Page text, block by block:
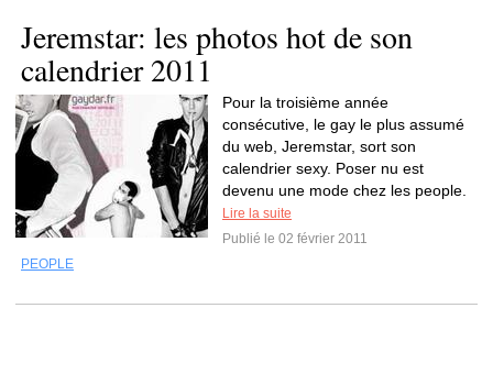
Jeremstar: les photos hot de son
calendrier 2011
Pour la troisième année
consécutive, le gay le plus assumé
du web, Jeremstar, sort son
calendrier sexy. Poser nu est
devenu une mode chez les people.
Lire la suite
Publié le 02 février 2011
PEOPLE